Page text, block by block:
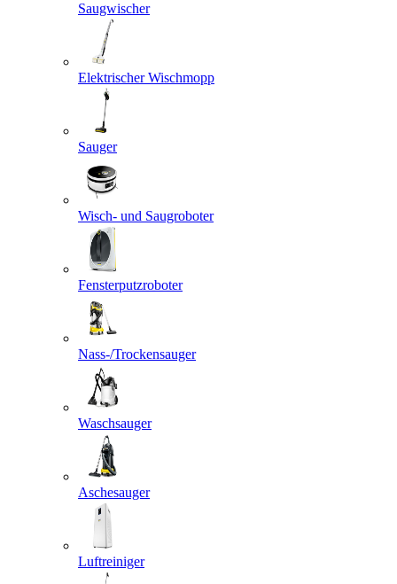
Saugwischer
Elektrischer Wischmopp
Sauger
Wisch- und Saugroboter
Fensterputzroboter
Nass-/Trockensauger
Waschsauger
Aschesauger
Luftreiniger